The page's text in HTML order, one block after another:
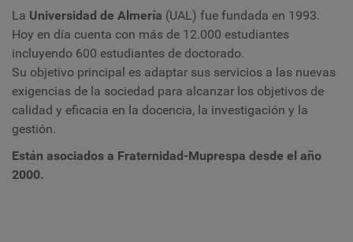
La Universidad de Almería (UAL) fue fundada en 1993.
Hoy en día cuenta con más de 12.000 estudiantes
incluyendo 600 estudiantes de doctorado.
Su objetivo principal es adaptar sus servicios a las nuevas
exigencias de la sociedad para alcanzar los objetivos de
calidad y eficacia en la docencia, la investigación y la
gestión.
Están asociados a Fraternidad-Muprespa desde el año
2000.